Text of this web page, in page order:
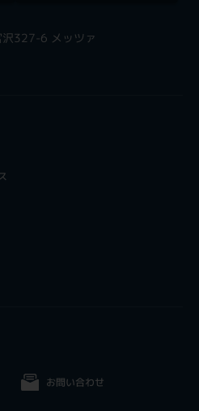
327-6 メッツァ
お問い合わせ